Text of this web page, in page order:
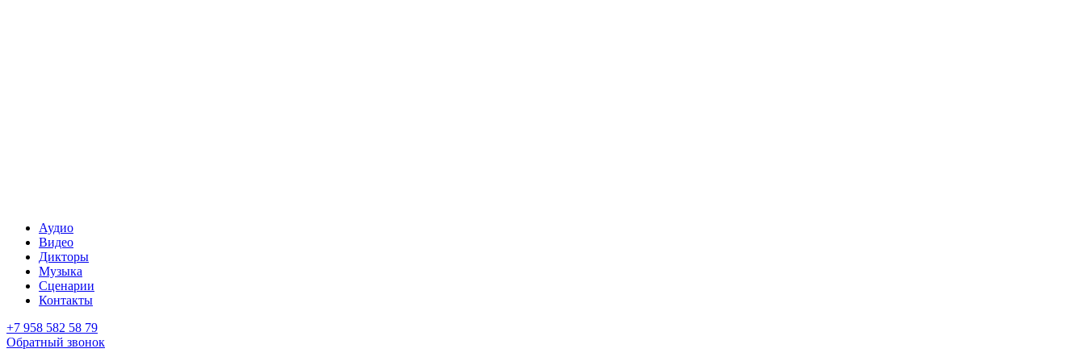
Аудио
Видео
Дикторы
Музыка
Сценарии
Контакты
+7 958 582 58 79
Обратный звонок